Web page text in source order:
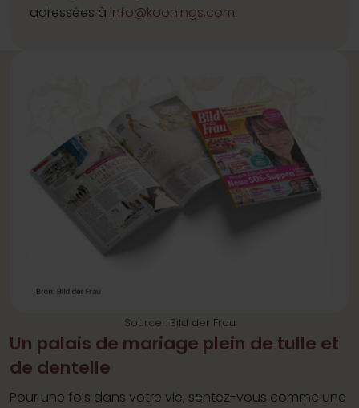
adressées à info@koonings.com
Un palais de mariage plein de tulle et
de dentelle
Pour une fois dans votre vie, sentez-vous comme une
Source : Bild der Frau